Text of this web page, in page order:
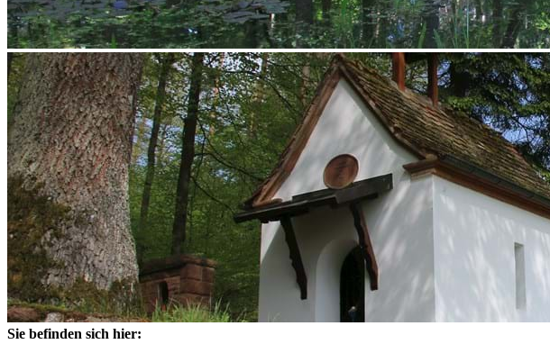
Sie befinden sich hier: